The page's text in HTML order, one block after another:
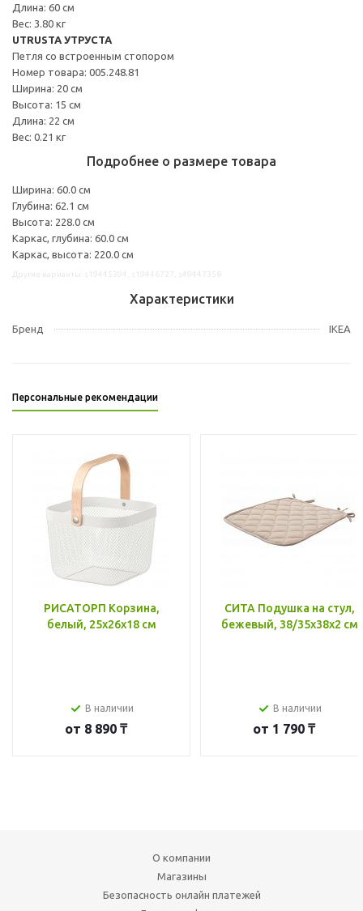
Длина: 60 см
Вес: 3.80 кг
UTRUSTA УТРУСТА
Петля со встроенным стопором
Номер товара: 005.248.81
Ширина: 20 см
Высота: 15 см
Длина: 22 см
Вес: 0.21 кг
Подробнее о размере товара
Ширина: 60.0 см
Глубина: 62.1 см
Высота: 228.0 см
Каркас, глубина: 60.0 см
Каркас, высота: 220.0 см
Характеристики
Бренд IKEA
Персональные рекомендации
РИСАТОРП Корзина,
белый, 25x26x18 см
В наличии
от 8 890 ₸
СИТА Подушка на стул,
бежевый, 38/35x38x2 см
В наличии
от 1 790 ₸
О компании
Магазины
Безопасность онлайн платежей